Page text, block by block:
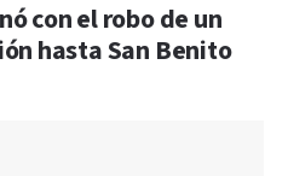
con el robo de un
hasta San Benito